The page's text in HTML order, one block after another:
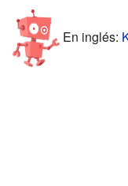
En inglés: